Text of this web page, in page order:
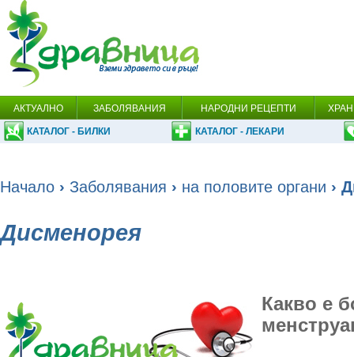
АКТУАЛНО ЗАБОЛЯВАНИЯ НАРОДНИ РЕЦЕПТИ
КАТАЛОГ - БИЛКИ КАТАЛОГ - ЛЕКАРИ
Начало › Заболявания › на половите органи ›
Дисменорея
Какво е